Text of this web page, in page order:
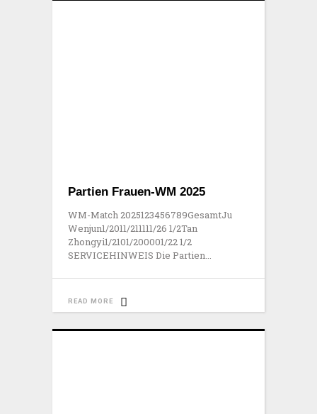
Partien Frauen-WM 2025
WM-Match 2025123456789GesamtJu
Wenjun1/2011/211111/26 1/2Tan
Zhongyi1/2101/200001/22 1/2
SERVICEHINWEIS Die Partien
READ MORE